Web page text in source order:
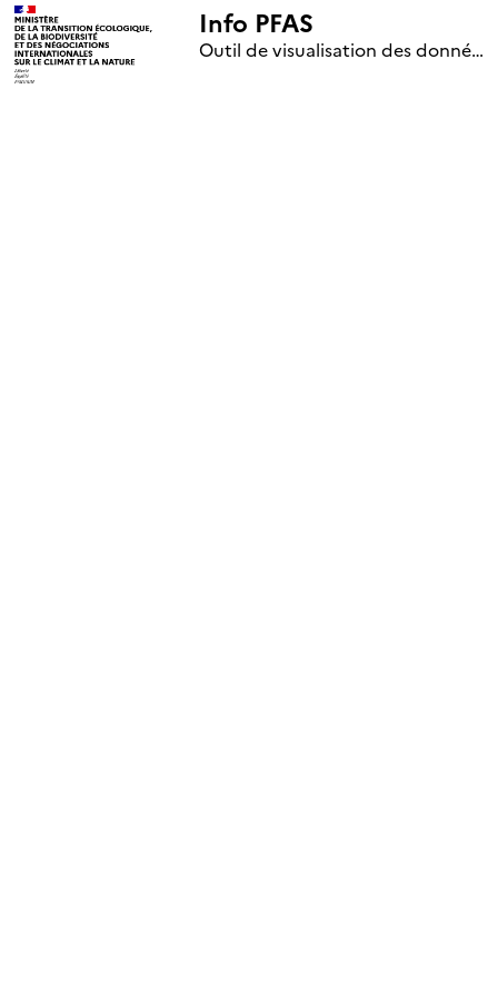
Info PFAS
Outil de visualisation des données nationales de surveillance des substances PFAS (mise à jour le 1er jour de chaque mois)
+
–